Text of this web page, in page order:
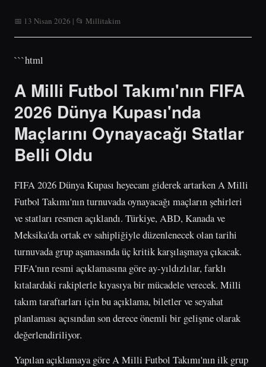
📅 13 Nisan 2026 | 📂 Millitakim
```html
A Milli Futbol Takımı'nın FIFA
2026 Dünya Kupası'nda
Maçlarını Oynayacağı Statlar
Belli Oldu
FIFA 2026 Dünya Kupası heyecanı giderek artarken A Milli
Futbol Takımı'nın turnuvada oynayacağı maçların şehirleri
ve statları resmen açıklandı. Türkiye, ABD, Kanada ve
Meksika'da ortak ev sahipliğiyle düzenlenecek olan tarihi
turnuvada grup aşamasında üç kritik karşılaşmaya çıkacak.
FIFA'nın resmi açıklamasına göre ay-yıldızlılar, farklı
kıtalardaki rakiplerle kıyasıya bir mücadele verecek. Milli
takım taraftarları için bu açıklama, biletler ve seyahat
planlaması açısından son derece önemli bir gelişme olarak
değerlendiriliyor.
Yapılan açıklamaya göre A Milli Futbol Takımı'nın ilk grup